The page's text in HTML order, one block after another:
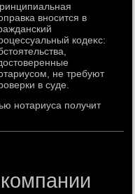
вносится в
кодеκс:
не требуют
в суде.
нотариуса получит